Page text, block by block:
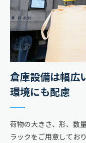
倉庫設備は幅広
環境にも配慮
荷物の大きさ、形、数
ラックをご用意しており